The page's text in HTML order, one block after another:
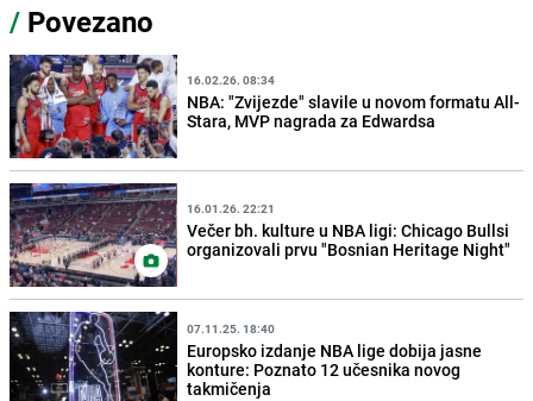
/ Povezano
16.02.26. 08:34
NBA: "Zvijezde" slavile u novom formatu All-
Stara, MVP nagrada za Edwardsa
16.01.26. 22:21
Večer bh. kulture u NBA ligi: Chicago Bullsi
organizovali prvu "Bosnian Heritage Night"
07.11.25. 18:40
Europsko izdanje NBA lige dobija jasne
konture: Poznato 12 učesnika novog
takmičenja